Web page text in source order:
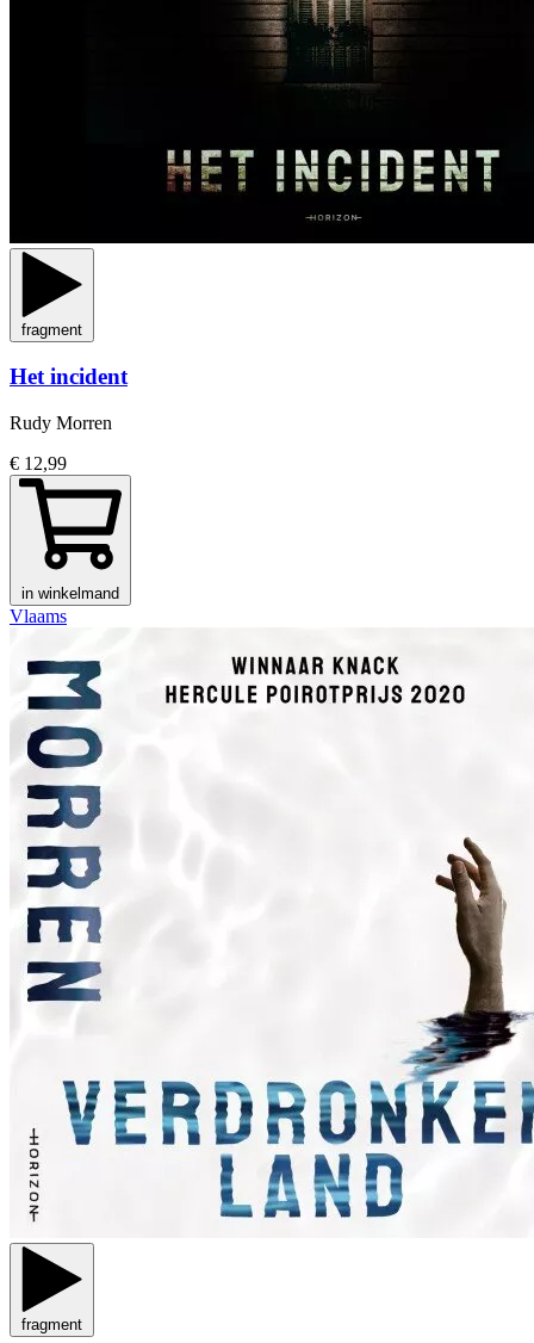
fragment
Het incident
Rudy Morren
€ 12,99
in winkelmand
Vlaams
fragment